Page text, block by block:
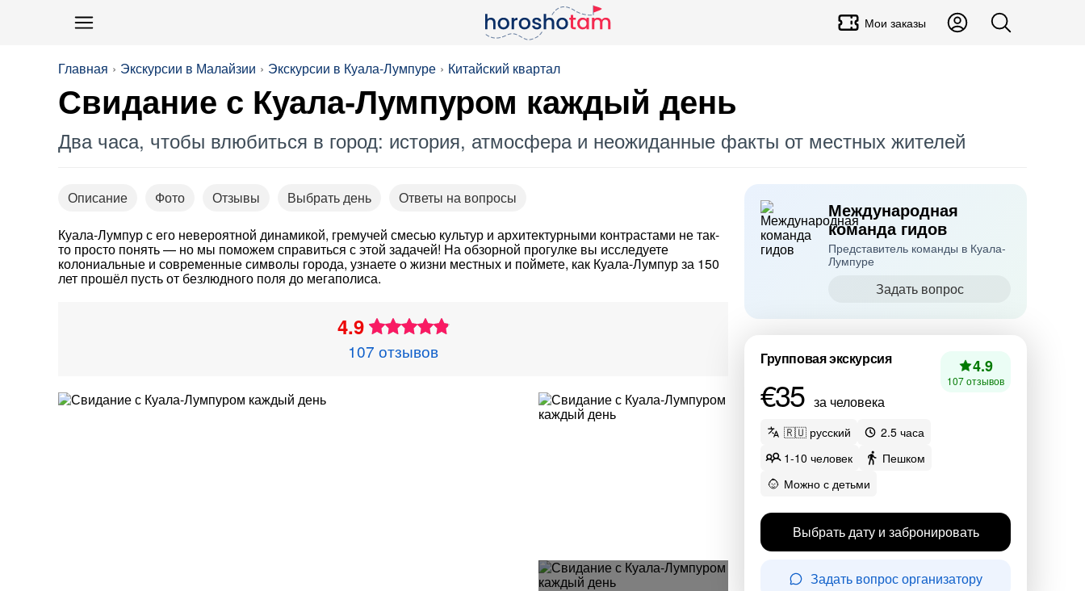
Мои заказы
Главная Экскурсии в Малайзии Экскурсии в Куала-Лумпуре Китайский квартал
Свидание с Куала-Лумпуром каждый день
Два часа, чтобы влюбиться в город: история, атмосфера и неожиданные факты от местных жителей
Описание Фото Отзывы Выбрать день
Ответы на вопросы
Куала-Лумпур с его невероятной динамикой, гремучей смесью культур и архитектурными контрастами не так-
то просто понять — но мы поможем справиться с этой задачей! На обзорной прогулке вы исследуете
колониальные и современные символы города, узнаете о жизни местных и поймете, как Куала-Лумпур за 150
лет прошёл пусть от безлюдного поля до мегаполиса.
4.9
107 отзывов
Международная
команда гидов
Представитель команды в Куала-
Лумпуре
Задать вопрос
Групповая экскурсия
€35 за человека
4.9
107 отзывов
🇷🇺 русский
2.5 часа
1-10 человек
Пешком
Можно с детьми
Выбрать дату и забронировать
Задать вопрос организатору